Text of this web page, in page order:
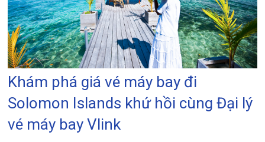
Khám phá giá vé máy bay đi
Solomon Islands khứ hồi cùng Đại lý
vé máy bay Vlink